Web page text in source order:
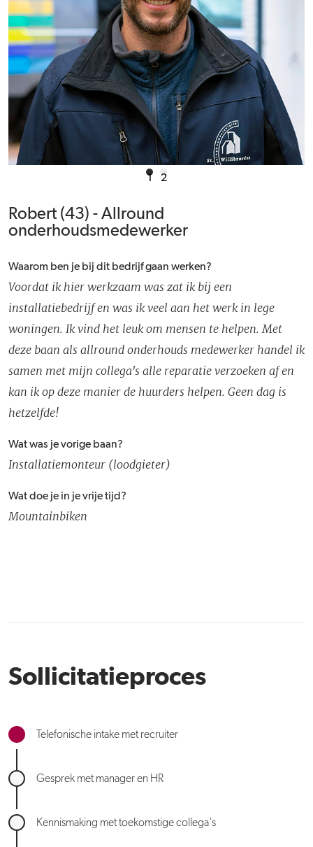
1 2
Robert (43) - Allround
onderhoudsmedewerker
Waarom ben je bij dit bedrijf gaan werken?
Voordat ik hier werkzaam was zat ik bij een
installatiebedrijf en was ik veel aan het werk in lege
woningen. Ik vind het leuk om mensen te helpen. Met
deze baan als allround onderhouds medewerker handel ik
samen met mijn collega's alle reparatie verzoeken af en
kan ik op deze manier de huurders helpen. Geen dag is
hetzelfde!
Wat was je vorige baan?
Installatiemonteur (loodgieter)
Wat doe je in je vrije tijd?
Mountainbiken
Sollicitatieproces
Telefonische intake met recruiter
Gesprek met manager en HR
Kennismaking met toekomstige collega's